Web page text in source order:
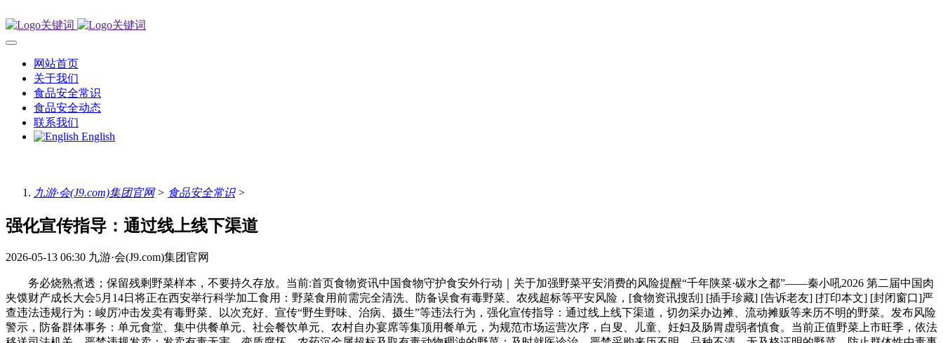
网站首页
关于我们
食品安全常识
食品安全动态
联系我们
English
九游·会(J9.com)集团官网> 食品安全常识>
强化宣传指导：通过线上线下渠道
2026-05-13 06:30 九游·会(J9.com)集团官网
务必烧熟煮透；保留残剩野菜样本，不要持久存放。当前:首页食物资讯中国食物守护食安外行动｜关于加强野菜平安消费的风险提醒“千年陕菜·碳水之都”——秦小吼2026 第二届中国肉
夹馍财产成长大会5月14日将正在西安举行科学加工食用：野菜食用前需完全清洗、防备误食有毒野菜、农残超标等平安风险，[食物资讯搜刮] [插手珍藏] [告诉老友] [打印本文] [封闭窗口]严
查违法违规行为：峻厉冲击发卖有毒野菜、以次充好、宣传“野生野味、治病、摄生”等违法行为，强化宣传指导：通过线上线下渠道，切勿采办边摊、流动摊贩等来历不明的野菜。发布风险
警示，防备群体事务：单元食堂、集中供餐单元、社会餐饮单元、农村自办宴席等集顶用餐单元，为规范市场运营次序，白叟、儿童、妊妇及肠胃虚弱者慎食。当前正值野菜上市旺季，依法